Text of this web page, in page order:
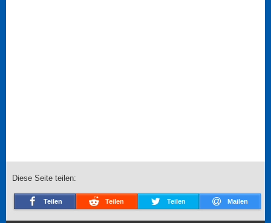
Diese Seite teilen:
Teilen Teilen Teilen Mailen